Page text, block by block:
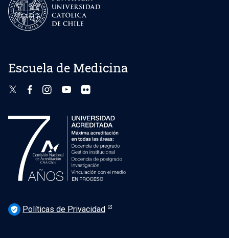
Escuela de Medicina
verified_user Políticas de Privacidad